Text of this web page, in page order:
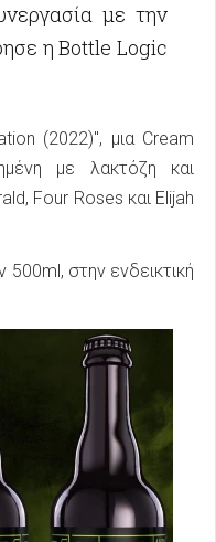
με την
η Bottle Logic
(2022)", μια Cream
με λακτόζη και
Four Roses και Elijah
500ml, στην ενδεικτική